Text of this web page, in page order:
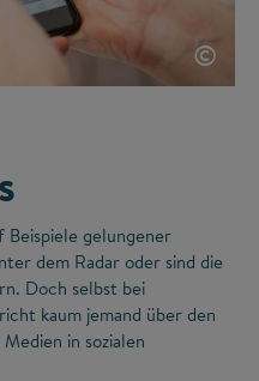
©
gelungener
dem Radar oder sind die
Doch selbst bei
kaum jemand über den
in sozialen